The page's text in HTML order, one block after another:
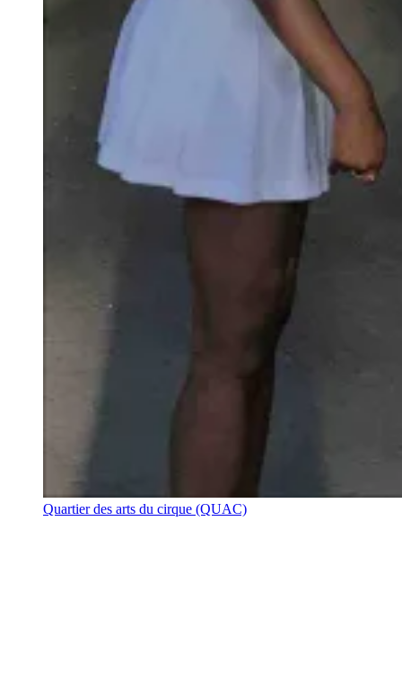
Quartier des arts du cirque (QUAC)